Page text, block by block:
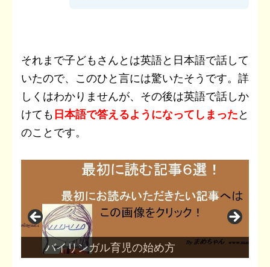
それまで子どもさんとは英語と日本語で話して
いたので、このひと言には驚いたそうです。 詳
しくはわかりませんが、その後は英語で話しか
けても 日本語で答えるようになってしまったと
のことです。
保育園の一時保育を利用しました